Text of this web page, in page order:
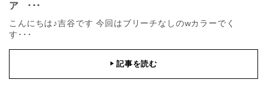
ア ･･･
こんにちは♪吉谷です 今回はブリーチなしのwカラーでく
す･･･
▶記事を読む